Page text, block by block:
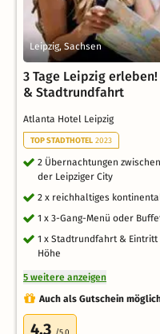
Leipzig, Sachsen
3 Tage Leipzig
& Stadtrundfahrt
Atlanta Hotel Leipzig
TOP STADTHOTEL 2023
2 Übernachtungen
der Leipziger City
2 x reichhaltiges
1 x 3-Gang-Menü oder
1 x Stadtrundfahrt & Eintritt
Höhe
5 weitere anzeigen
Auch als Gutschein
4.3